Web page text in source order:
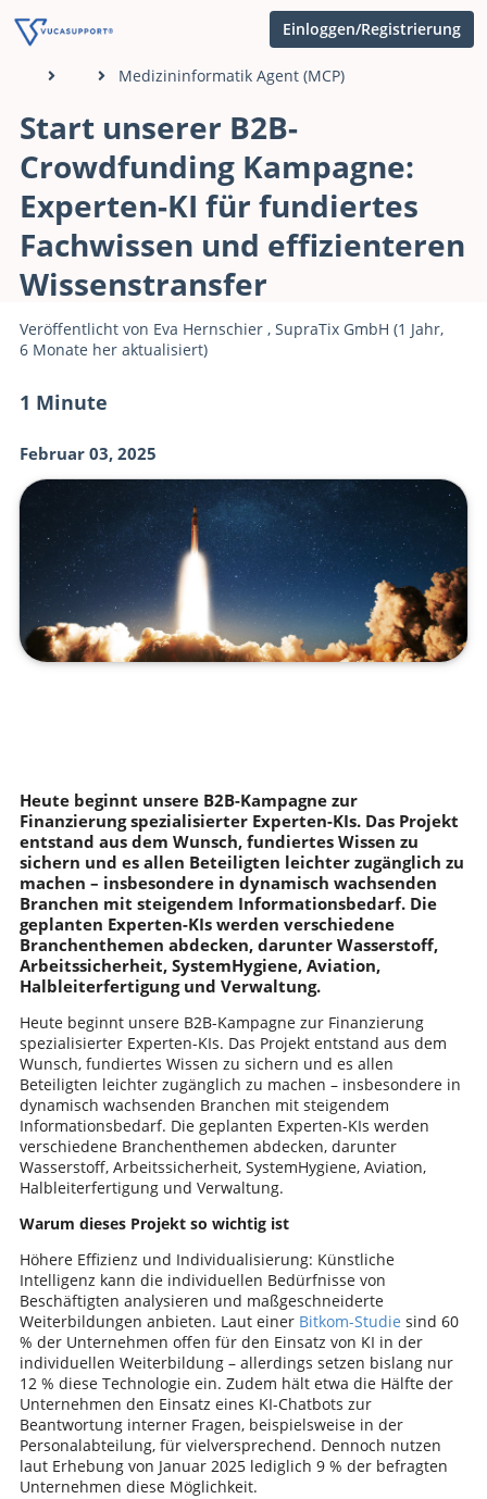
Einloggen/Registrierung
Medizininformatik Agent (MCP)
1 Minute
Februar 03, 2025
Start unserer B2B-
Crowdfunding Kampagne:
Experten-KI für fundiertes
Fachwissen und effizienteren
Wissenstransfer
Veröffentlicht von Eva Hernschier, SupraTix GmbH (1 Jahr,
6 Monate her aktualisiert)
Heute beginnt unsere B2B-Kampagne zur
Finanzierung spezialisierter Experten-KIs. Das Projekt
entstand aus dem Wunsch, fundiertes Wissen zu
sichern und es allen Beteiligten leichter zugänglich zu
machen – insbesondere in dynamisch wachsenden
Branchen mit steigendem Informationsbedarf. Die
geplanten Experten-KIs werden verschiedene
Branchenthemen abdecken, darunter Wasserstoff,
Arbeitssicherheit, SystemHygiene, Aviation,
Halbleiterfertigung und Verwaltung.
Heute beginnt unsere B2B-Kampagne zur Finanzierung
spezialisierter Experten-KIs. Das Projekt entstand aus dem
Wunsch, fundiertes Wissen zu sichern und es allen
Beteiligten leichter zugänglich zu machen – insbesondere in
dynamisch wachsenden Branchen mit steigendem
Informationsbedarf. Die geplanten Experten-KIs werden
verschiedene Branchenthemen abdecken, darunter
Wasserstoff, Arbeitssicherheit, SystemHygiene, Aviation,
Halbleiterfertigung und Verwaltung.
Warum dieses Projekt so wichtig ist
Höhere Effizienz und Individualisierung: Künstliche
Intelligenz kann die individuellen Bedürfnisse von
Beschäftigten analysieren und maßgeschneiderte
Weiterbildungen anbieten. Laut einer Bitkom-Studie sind 60
% der Unternehmen offen für den Einsatz von KI in der
individuellen Weiterbildung – allerdings setzen bislang nur
12 % diese Technologie ein. Zudem hält etwa die Hälfte der
Unternehmen den Einsatz eines KI-Chatbots zur
Beantwortung interner Fragen, beispielsweise in der
Personalabteilung, für vielversprechend. Dennoch nutzen
laut Erhebung von Januar 2025 lediglich 9 % der befragten
Unternehmen diese Möglichkeit.